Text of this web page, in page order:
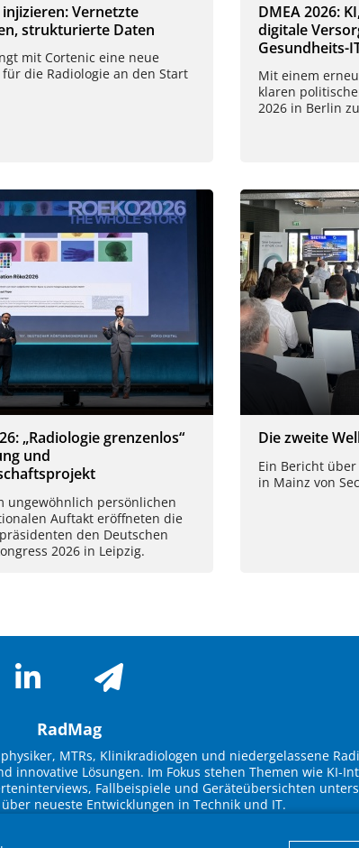
Vernetzte
strukturierte Daten
mit Cortenic eine neue
die Radiologie an den Start
DMEA 2026:
digitale
Gesundheits-
Mit einem
klaren
2026 in Berlin
„Radiologie grenzenlos“
und
ungewöhnlich persönlichen
Auftakt eröffneten die
den Deutschen
2026 in Leipzig.
Die zweite
Ein Bericht
in Mainz von
RadMag
MTRs, Klinikradiologen und niedergelassene
Lösungen. Im Fokus stehen Themen wie KI-
Fallbeispiele und Geräteübersichten
neueste Entwicklungen in Technik und IT.